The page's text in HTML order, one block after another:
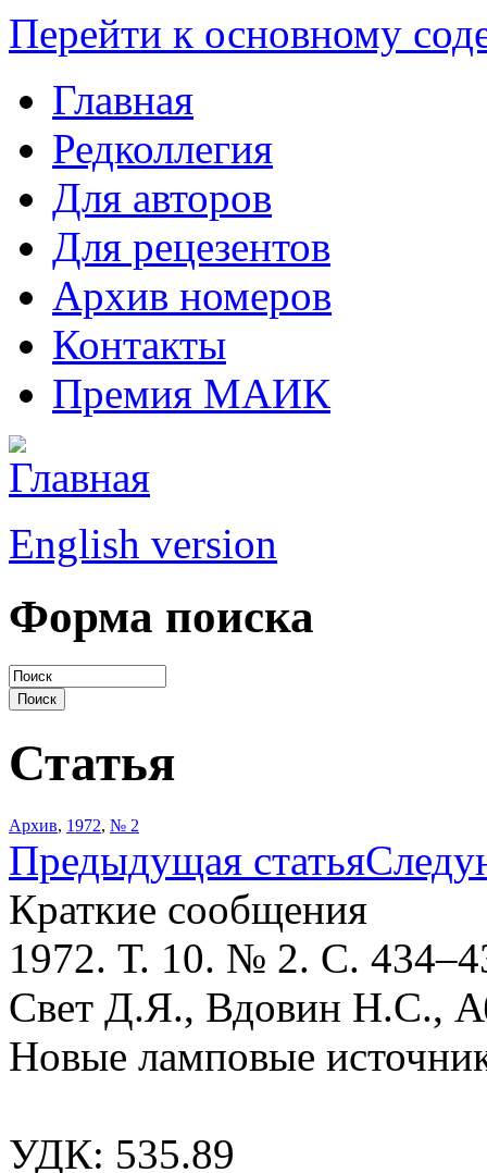
Перейти к основному
Главная
Редколлегия
Для авторов
Для рецезентов
Архив номеров
Контакты
Премия МАИК
English version
Форма поиска
Статья
Архив, 1972, № 2
Предыдущая статья
Краткие сообщения
1972. Т. 10. № 2. С.
Свет Д.Я., Вдовин Н.С.,
Новые ламповые
УДК: 535.89